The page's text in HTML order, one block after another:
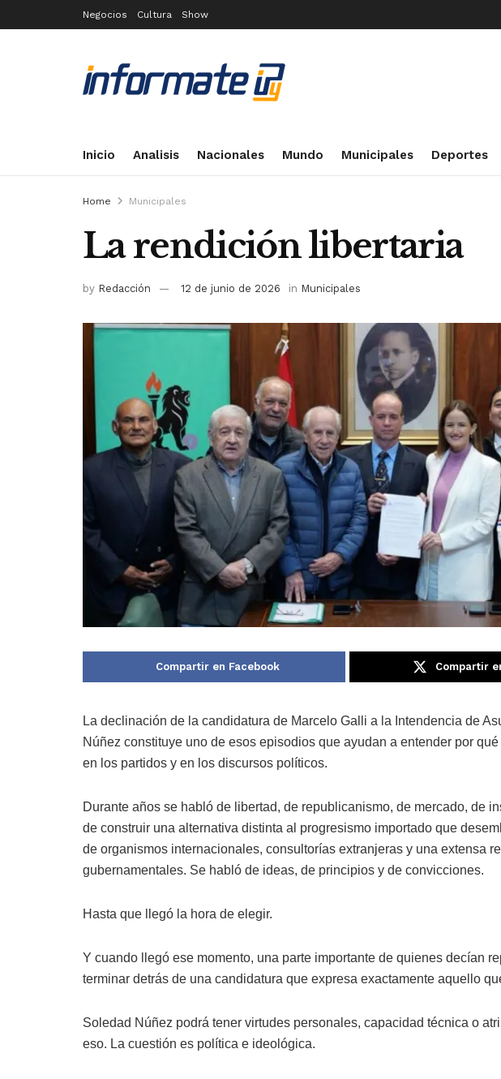
Negocios Cultura Show
Inicio Analisis Nacionales Mundo Municipales Deportes
Home Municipales
La rendición libertaria
by Redacción 12 de junio de 2026 in Municipales
Compartir en Facebook Compartir
La declinación de la candidatura de Marcelo Galli a la Intendencia de
Núñez constituye uno de esos episodios que ayudan a entender por
en los partidos y en los discursos políticos.
Durante años se habló de libertad, de republicanismo, de mercado, de
de construir una alternativa distinta al progresismo importado que
de organismos internacionales, consultorías extranjeras y una extensa
gubernamentales. Se habló de ideas, de principios y de convicciones.
Hasta que llegó la hora de elegir.
Y cuando llegó ese momento, una parte importante de quienes decían
terminar detrás de una candidatura que expresa exactamente aquello
Soledad Núñez podrá tener virtudes personales, capacidad técnica o
eso. La cuestión es política e ideológica.